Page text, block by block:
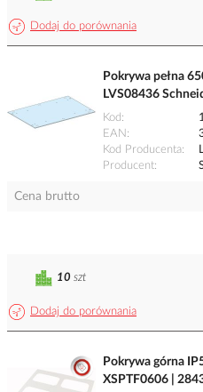
Dodaj do porównania
Pokrywa pełna
LVS08436
Kod
EAN
Kod Producenta
Producent
Cena brutto
Dodaj do porównania
10 szt
Pokrywa górna
XSPTF0606 |